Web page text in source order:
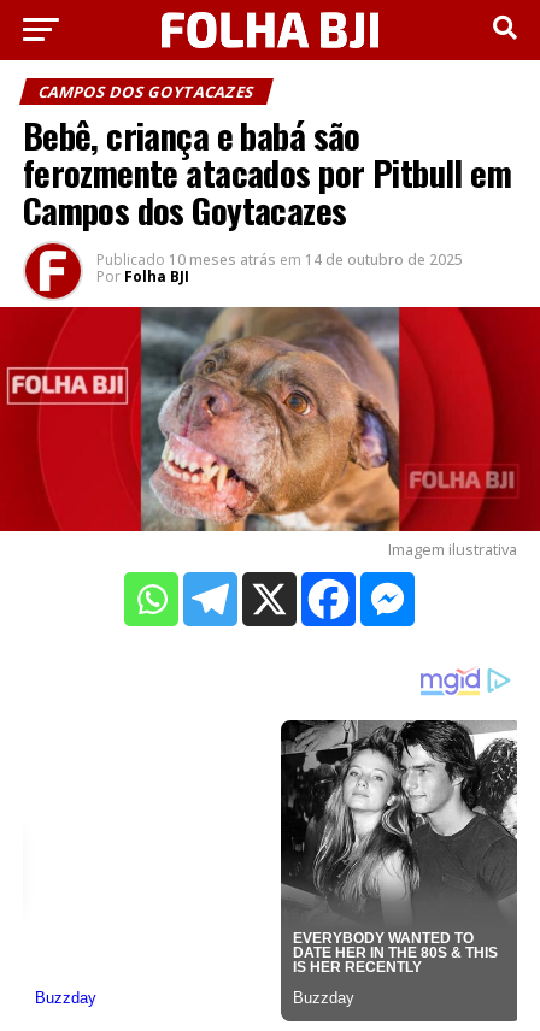
CAMPOS DOS GOYTACAZES
Bebê, criança e babá são
ferozmente atacados por Pitbull em
Campos dos Goytacazes
Publicado 10 meses atrás em 14 de outubro de 2025
Por Folha BJI
Imagem ilustrativa